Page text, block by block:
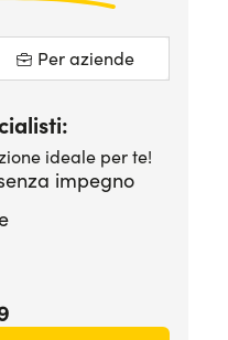
Per aziende
ideale per te!
impegno